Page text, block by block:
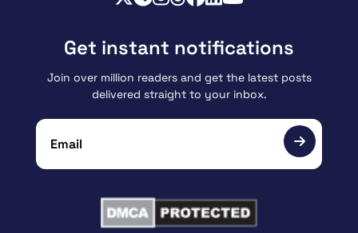
Get instant notifications
Join over million readers and get the latest posts
delivered straight to your inbox.